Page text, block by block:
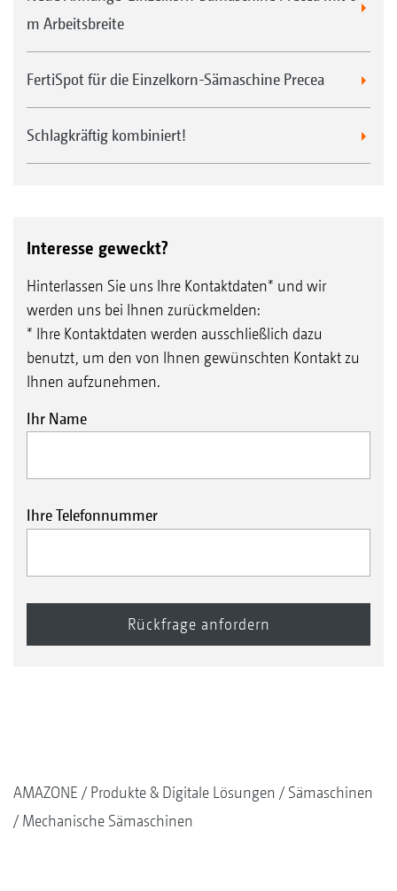
m Arbeitsbreite
FertiSpot für die Einzelkorn-Sämaschine Precea
Schlagkräftig kombiniert!
Interesse geweckt?
Hinterlassen Sie uns Ihre Kontaktdaten* und wir
werden uns bei Ihnen zurückmelden:
* Ihre Kontaktdaten werden ausschließlich dazu
benutzt, um den von Ihnen gewünschten Kontakt zu
Ihnen aufzunehmen.
Ihr Name
Ihre Telefonnummer
AMAZONE Produkte & Digitale Lösungen
Sämaschinen
Mechanische Sämaschinen